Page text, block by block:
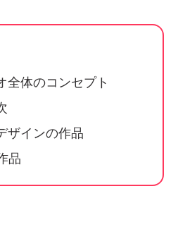
全体のコンセプト
ザインの作品
品